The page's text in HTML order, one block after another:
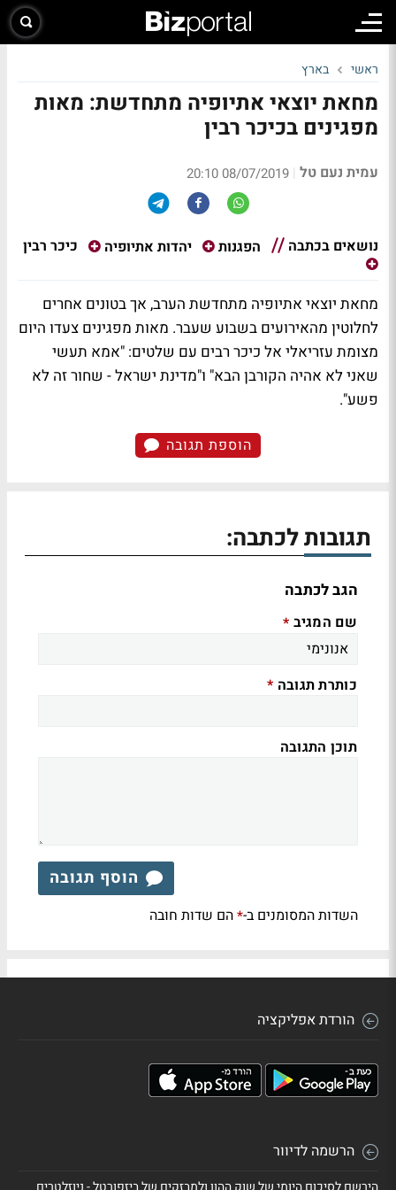
ראשי בארץ
מחאת יוצאי אתיופיה מתחדשת: מאות
מפגינים בכיכר רבין
עמית נעם טל |
08/07/2019 20:10
נושאים בכתבה הפגנות יהדות אתיופיה כיכר רבין
מחאת יוצאי אתיופיה מתחדשת הערב, אך בטונים אחרים
לחלוטין מהאירועים בשבוע שעבר. מאות מפגינים צעדו היום
מצומת עזריאלי אל כיכר רבים עם שלטים: "אמא תעשי
שאני לא אהיה הקורבן הבא" ו"מדינת ישראל - שחור זה לא
פשע".
הוספת תגובה
תגובות לכתבה:
הגב לכתבה
שם המגיב *
כותרת תגובה *
תוכן התגובה
הוסף תגובה
השדות המסומנים ב-*הם שדות חובה
הורדת אפליקציה
הרשמה לדיוור